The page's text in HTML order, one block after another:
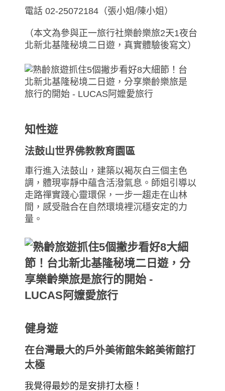
電話 02-25072184（張小姐/陳小姐）
（本文為參與正一旅行社樂齡樂旅2天1夜台
北新北基隆秘境二日遊，真實體驗後寫文）
知性遊
法鼓山世界佛教教育園區
車行進入法鼓山，建築以褐灰白三個主色
調，體現寧靜中蘊含活潑氣息。師姐引導以
走路禪實踐心靈環保，一步一趨走在山林
間，感受融合在自然環境裡沉穩安定的力
量。
健身遊
在台灣最大的戶外美術館朱銘美術館打
太極
我覺得最妙的是安排打太極！